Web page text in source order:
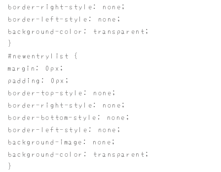
border-right-style: none;
border-left-style: none;
background-color: transparent;
}
#newentrylist {
margin: 0px;
padding: 0px;
border-top-style: none;
border-right-style: none;
border-bottom-style: none;
border-left-style: none;
background-image: none;
background-color: transparent;
}